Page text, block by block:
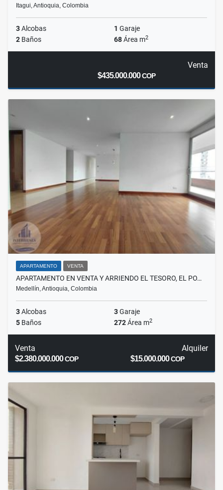
Itagui, Antioquia, Colombia
3Alcobas 1 Garaje
2 Baños 68Área m2
Venta
$435.000.000COP
APARTAMENTO VENTA
APARTAMENTO EN VENTA Y ARRIENDO EL TESORO, EL PO…
Medellín, Antioquia, Colombia
3Alcobas 3Garaje
5 Baños 272Área m2
Venta
$2.380.000.000COP
Alquiler
$15.000.000COP